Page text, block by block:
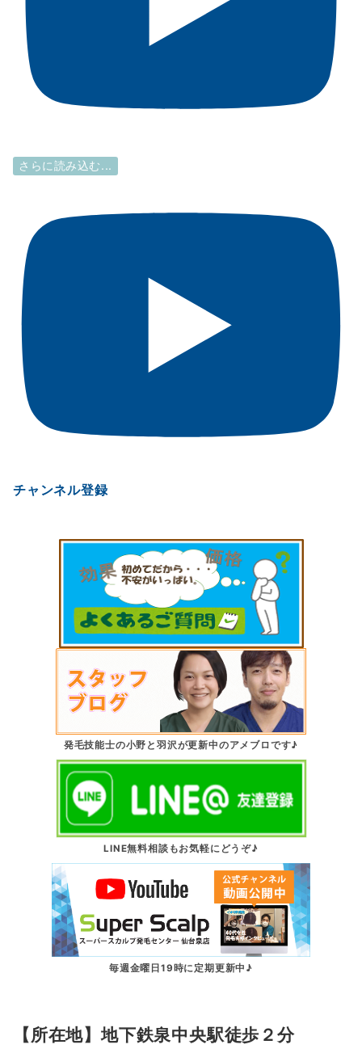
さらに読み込む...
チャンネル登録
発毛技能士の小野と羽沢が更新中のアメブロです♪
LINE無料相談もお気軽にどうぞ♪
毎週金曜日19時に定期更新中♪
【所在地】地下鉄泉中央駅徒歩２分